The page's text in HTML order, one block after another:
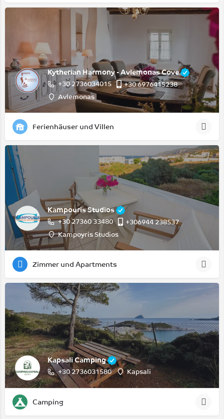
Kytherian Harmony - Avlemonas Cove
+30 2736034015
+30 6976415238
Avlemonas
Ferienhäuser und Villen
Kampouris Studios
+30 27360 33480
+306944 238537
Kampoyris Studios
Zimmer und Apartments
Kapsali Camping
+30 2736031580 Kapsali
Camping